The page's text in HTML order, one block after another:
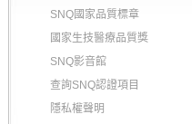
SNQ國家品質標章
國家生技醫療品質獎
SNQ影音館
查詢SNQ認證項目
隱私權聲明